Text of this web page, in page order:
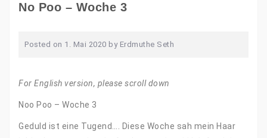
No Poo – Woche 3
Posted on 1. Mai 2020 by Erdmuthe Seth
For English version, please scroll down
Noo Poo – Woche 3
Geduld ist eine Tugend…. Diese Woche sah mein Haar